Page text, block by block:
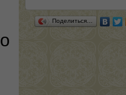
Поделиться…